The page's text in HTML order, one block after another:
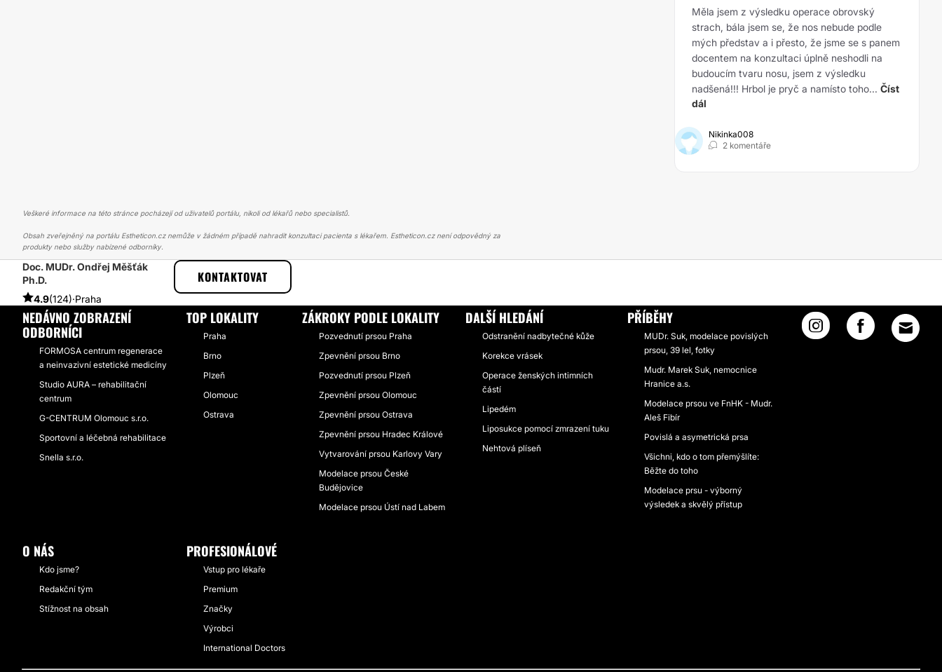
Měla jsem z výsledku operace obrovský
strach, bála jsem se, že nos nebude podle
mých představ a i přesto, že jsme se s panem
docentem na konzultaci úplně neshodli na
budoucím tvaru nosu, jsem z výsledku
nadšená!!! Hrbol je pryč a namísto toho... Číst
dál
Nikinka008
2 komentáře
Veškeré informace na této stránce pocházejí od uživatelů portálu, nikoli od lékařů nebo specialistů.
Obsah zveřejněný na portálu Estheticon.cz nemůže v žádném případě nahradit konzultaci pacienta s lékařem. Estheticon.cz není odpovědný za
produkty nebo služby nabízené odborníky.
Doc. MUDr. Ondřej Měšťák
Ph.D.
4.9(124)·Praha
KONTAKTOVAT
ESTHETICON PŘÍBĚHY PŘÍBĚHY TÝKAJÍCÍ SE ZÁKROKU MODELACE PRSOU
NEDÁVNO ZOBRAZENÍ
ODBORNÍCI
FORMOSA centrum regenerace
a neinvazivní estetické medicíny
Studio AURA – rehabilitační
centrum
G-CENTRUM Olomouc s.r.o.
Sportovní a léčebná rehabilitace
Snella s.r.o.
TOP LOKALITY
Praha
Brno
Plzeň
Olomouc
Ostrava
ZÁKROKY PODLE LOKALITY
Pozvednutí prsou Praha
Zpevnění prsou Brno
Pozvednutí prsou Plzeň
Zpevnění prsou Olomouc
Zpevnění prsou Ostrava
Zpevnění prsou Hradec Králové
Vytvarování prsou Karlovy Vary
Modelace prsou České
Budějovice
Modelace prsou Ústí nad Labem
DALŠÍ HLEDÁNÍ
Odstranění nadbytečné kůže
Korekce vrásek
Operace ženských intimních
částí
Lipedém
Liposukce pomocí zmrazení tuku
Nehtová plíseň
PŘÍBĚHY
MUDr. Suk, modelace povislých
prsou, 39 lel, fotky
Mudr. Marek Suk, nemocnice
Hranice a.s.
Modelace prsou ve FnHK - Mudr.
Aleš Fibír
Povislá a asymetrická prsa
Všichni, kdo o tom přemýšlíte:
Běžte do toho
Modelace prsu - výborný
výsledek a skvělý přístup
O NÁS
Kdo jsme?
Redakční tým
Stížnost na obsah
PROFESIONÁLOVÉ
Vstup pro lékaře
Premium
Značky
Výrobci
International Doctors